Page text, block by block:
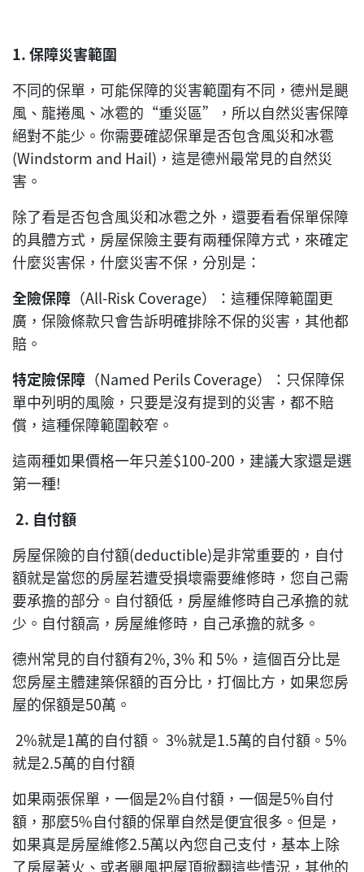
1.保障災害範圍
不同的保單，可能保障的災害範圍有不同，德州是颶
風、龍捲風、冰雹的“重災區”，所以自然災害保障
絕對不能少。你需要確認保單是否包含風災和冰雹
(Windstorm and Hail)，這是德州最常見的自然災
害。
除了看是否包含風災和冰雹之外，還要看看保單保障
的具體方式，房屋保險主要有兩種保障方式，來確定
什麼災害保，什麼災害不保，分別是：
全險保障 （All-Risk Coverage）：這種保障範圍更
廣，保險條款只會告訴明確排除不保的災害，其他都
賠。
特定險保障 （Named Perils Coverage）：只保障保
單中列明的風險，只要是沒有提到的災害，都不賠
償，這種保障範圍較窄。
這兩種如果價格一年只差$100-200，建議大家還是選
第一種!
2. 自付額
房屋保險的自付額(deductible)是非常重要的，自付
額就是當您的房屋若遭受損壞需要維修時，您自己需
要承擔的部分。自付額低，房屋維修時自己承擔的就
少。自付額高，房屋維修時，自己承擔的就多。
德州常見的自付額有2%, 3% 和 5%，這個百分比是
您房屋主體建築保額的百分比，打個比方，如果您房
屋的保額是50萬。
2%就是1萬的自付額。 3%就是1.5萬的自付額。5%
就是2.5萬的自付額
如果兩張保單，一個是2%自付額，一個是5%自付
額，那麼5%自付額的保單自然是便宜很多。但是，
如果真是房屋維修2.5萬以內您自己支付，基本上除
了房屋著火、或者颶風把屋頂掀翻這些情況，其他的